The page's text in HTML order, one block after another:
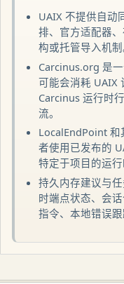
UAIX 不提供自动
排、官方适配器
构或托管导入机制
Carcinus.org 是
可能会消耗 UAIX
Carcinus 运行时
流。
LocalEndPoint
者使用已发布的
特定于项目的运行
持久内存建议与
时端点状态、会
指令、本地错误跟